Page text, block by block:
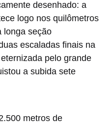
desenhado: a
logo nos quilômetros
longa seção
escaladas finais na
pelo grande
a subida sete
metros de